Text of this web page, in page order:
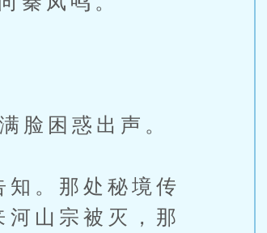
脸困惑出声。
。那处秘境传
山宗被灭，那